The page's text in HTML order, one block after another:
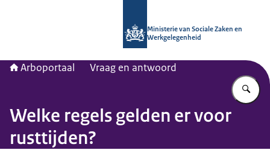
Ministerie van Sociale Zaken en
Werkgelegenheid
Arboportaal Vraag en antwoord
Welke regels gelden er voor
rusttijden?